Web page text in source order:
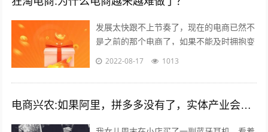
发展太快跟不上节奏了，现在的电商已然不
是之前的那个电商了，如果不能及时拥抱变
化就会被无情抛弃。 一个销售闭环的几大
2022-08-17 1013
电商兴农:如果阿里，拼多多没有了，实体产业会复兴吗？